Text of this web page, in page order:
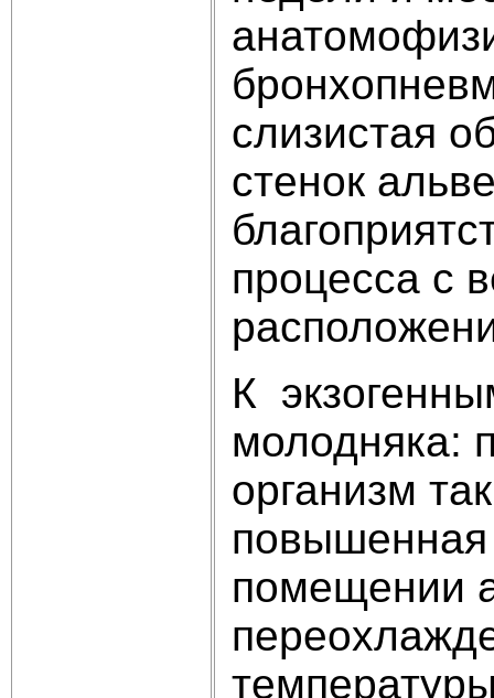
слизистая
стенок
процесса с
К
молодняка:
организм
повышенная
помещении